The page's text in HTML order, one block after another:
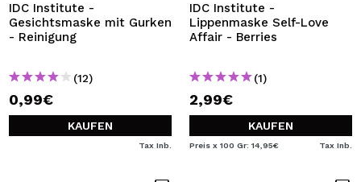
IDC Institute -
Gesichtsmaske mit Gurken
- Reinigung
(12)
0,99€
KAUFEN
Tax Inb.
IDC Institute -
Lippenmaske Self-Love
Affair - Berries
(1)
2,99€
KAUFEN
Preis x 100 Gr: 14,95€ Tax Inb.